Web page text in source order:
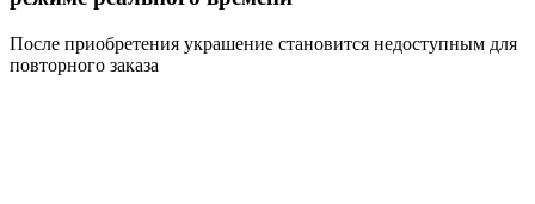
После приобретения украшение становится недоступным для
повторного заказа